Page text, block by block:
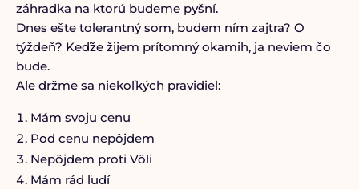
záhradka na ktorú budeme pyšní.
Dnes ešte tolerantný som, budem ním zajtra? O
týždeň? Keďže žijem prítomný okamih, ja neviem čo
bude.
Ale držme sa niekoľkých pravidiel:
Mám svoju cenu
Pod cenu nepôjdem
Nepôjdem proti Vôli
Mám rád ľudí